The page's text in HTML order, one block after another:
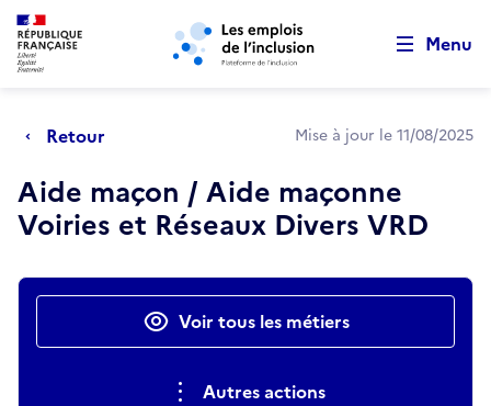
Aller au menu principal Aller au contenu principal
Menu
Retour Mise à jour le 11/08/2025
Aide maçon / Aide maçonne
Voiries et Réseaux Divers VRD
Actions rapidesVoir tous les métiers
Autres actions
Retour au début de la page
Panneau de gestion des cookies